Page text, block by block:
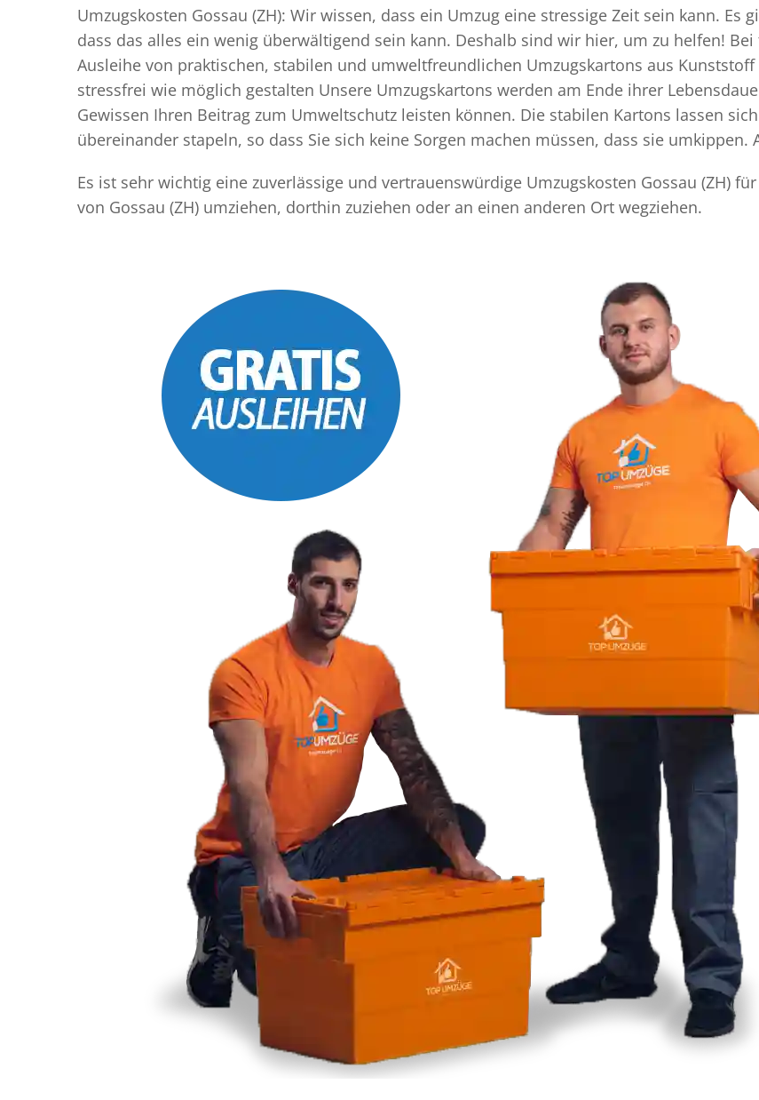
Umzugskosten Gossau (ZH): Wir wissen, dass ein Umzug eine stressige Zeit sein kann. Es
dass das alles ein wenig überwältigend sein kann. Deshalb sind wir hier, um zu helfen!
Ausleihe von praktischen, stabilen und umweltfreundlichen Umzugskartons aus
stressfrei wie möglich gestalten Unsere Umzugskartons werden am Ende ihrer
Gewissen Ihren Beitrag zum Umweltschutz leisten können. Die stabilen Kartons lassen
übereinander stapeln, so dass Sie sich keine Sorgen machen müssen, dass sie
Es ist sehr wichtig eine zuverlässige und vertrauenswürdige Umzugskosten Gossau (ZH)
von Gossau (ZH) umziehen, dorthin zuziehen oder an einen anderen Ort wegziehen.